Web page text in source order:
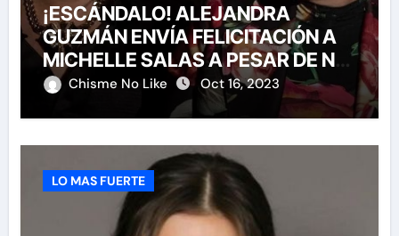
¡ESCÁNDALO! ALEJANDRA
GUZMÁN ENVÍA FELICITACIÓN A
MICHELLE SALAS A PESAR DE NO
HABERLA INVITADO A SU BODA
Chisme No Like Oct 16, 2023
LO MAS FUERTE